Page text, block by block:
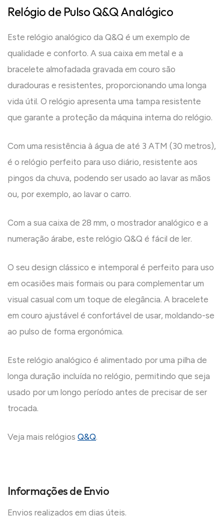
Relógio de Pulso Q&Q Analógico
Este relógio analógico da Q&Q é um exemplo de
qualidade e conforto. A sua caixa em metal e a
bracelete almofadada gravada em couro são
duradouras e resistentes, proporcionando uma longa
vida útil. O relógio apresenta uma tampa resistente
que garante a proteção da máquina interna do relógio.
Com uma resistência à água de até 3 ATM (30 metros),
é o relógio perfeito para uso diário, resistente aos
pingos da chuva, podendo ser usado ao lavar as mãos
ou, por exemplo, ao lavar o carro.
Com a sua caixa de 28 mm, o mostrador analógico e a
numeração árabe, este relógio Q&Q é fácil de ler.
O seu design clássico e intemporal é perfeito para uso
em ocasiões mais formais ou para complementar um
visual casual com um toque de elegância. A bracelete
em couro ajustável é confortável de usar, moldando-se
ao pulso de forma ergonómica.
Este relógio analógico é alimentado por uma pilha de
longa duração incluída no relógio, permitindo que seja
usado por um longo período antes de precisar de ser
trocada.
Veja mais relógios Q&Q.
Informações de Envio
Envios realizados em dias úteis.